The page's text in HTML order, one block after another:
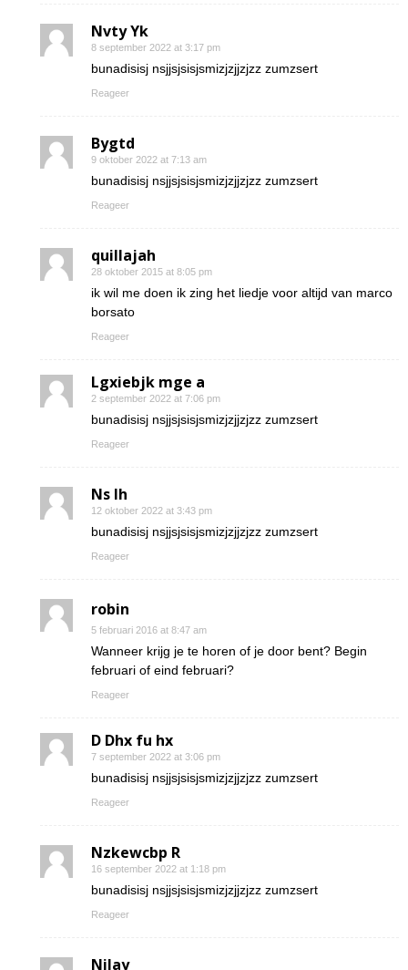
Nvty Yk
8 september 2022 at 3:17 pm
bunadisisj nsjjsjsisjsmizjzjjzjzz zumzsert
Reageer
Bygtd
9 oktober 2022 at 7:13 am
bunadisisj nsjjsjsisjsmizjzjjzjzz zumzsert
Reageer
quillajah
28 oktober 2015 at 8:05 pm
ik wil me doen ik zing het liedje voor altijd van marco
borsato
Reageer
Lgxiebjk mge a
2 september 2022 at 7:06 pm
bunadisisj nsjjsjsisjsmizjzjjzjzz zumzsert
Reageer
Ns Ih
12 oktober 2022 at 3:43 pm
bunadisisj nsjjsjsisjsmizjzjjzjzz zumzsert
Reageer
robin
5 februari 2016 at 8:47 am
Wanneer krijg je te horen of je door bent? Begin
februari of eind februari?
Reageer
D Dhx fu hx
7 september 2022 at 3:06 pm
bunadisisj nsjjsjsisjsmizjzjjzjzz zumzsert
Reageer
Nzkewcbp R
16 september 2022 at 1:18 pm
bunadisisj nsjjsjsisjsmizjzjjzjzz zumzsert
Reageer
Nilay